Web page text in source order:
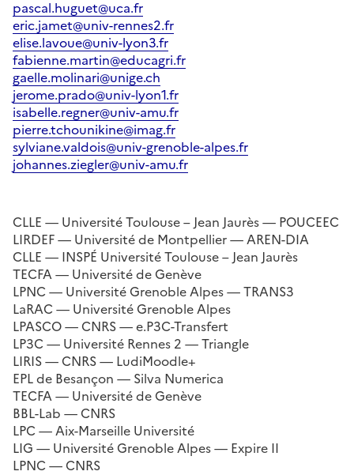
pascal.huguet@uca.fr
eric.jamet@univ-rennes2.fr
elise.lavoue@univ-lyon3.fr
fabienne.martin@educagri.fr
gaelle.molinari@unige.ch
jerome.prado@univ-lyon1.fr
isabelle.regner@univ-amu.fr
pierre.tchounikine@imag.fr
sylviane.valdois@univ-grenoble-alpes.fr
johannes.ziegler@univ-amu.fr
CLLE — Université Toulouse – Jean Jaurès — POUCEEC
LIRDEF — Université de Montpellier — AREN-DIA
CLLE — INSPÉ Université Toulouse – Jean Jaurès
TECFA — Université de Genève
LPNC — Université Grenoble Alpes — TRANS3
LaRAC — Université Grenoble Alpes
LPASCO — CNRS — e.P3C-Transfert
LP3C — Université Rennes 2 — Triangle
LIRIS — CNRS — LudiMoodle+
EPL de Besançon — Silva Numerica
TECFA — Université de Genève
BBL-Lab — CNRS
LPC — Aix-Marseille Université
LIG — Université Grenoble Alpes — Expire II
LPNC — CNRS